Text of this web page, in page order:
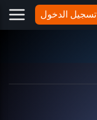
تسجيل الدخول